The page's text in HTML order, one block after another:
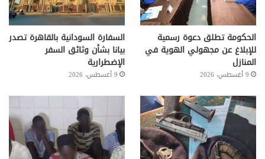
الحكومة تطلق دعوة رسمية
للإبلاغ عن مجهولي الهوية في
المنازل
9 أغسطس، 2026
السفارة السودانية بالقاهرة تصدر
بيانا بشأن وثائق السفر
الإضطرارية
9 أغسطس، 2026